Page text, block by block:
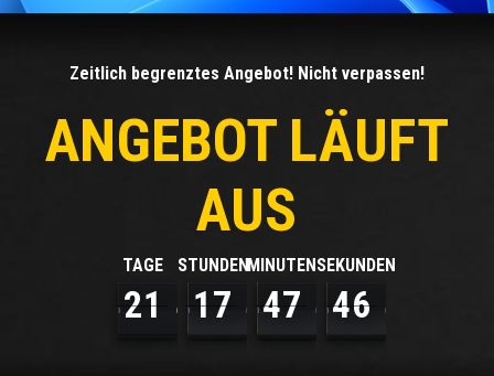
Zeitlich begrenztes Angebot! Nicht verpassen!
ANGEBOT LÄUFT
AUS
TAGE STUNDENMINUTENSEKUNDEN
21 17 47 45